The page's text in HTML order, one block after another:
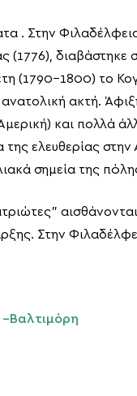
. Στην
(1776),
(1790-1800) το
ακτή.
και πολλά
ελευθερίας
σημεία της
Στην